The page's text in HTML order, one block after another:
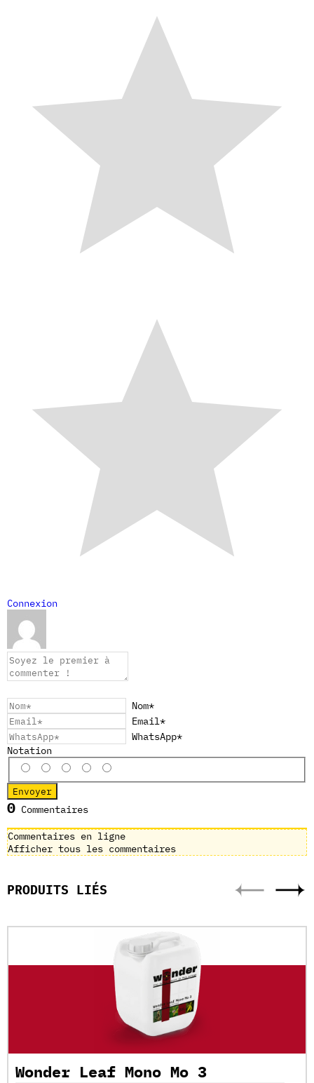
Connexion
Nom*
Email*
WhatsApp*
Notation
0 Commentaires
Commentaires en ligne
Afficher tous les commentaires
PRODUITS LIÉS
Wonder Leaf Mono Mo 3